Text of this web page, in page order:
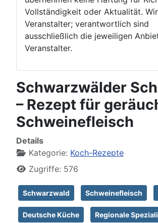
Vollständigkeit oder Aktualität.
Veranstalter; verantwortlich sind
ausschließlich die jeweiligen
Veranstalter.
Schwarzwälder
– Rezept für
Schweinefleisch
Details
Kategorie: Koch-Rezepte
Zugriffe: 576
Schwarzwald Schweinefleisch
Deutsche Küche Regionale